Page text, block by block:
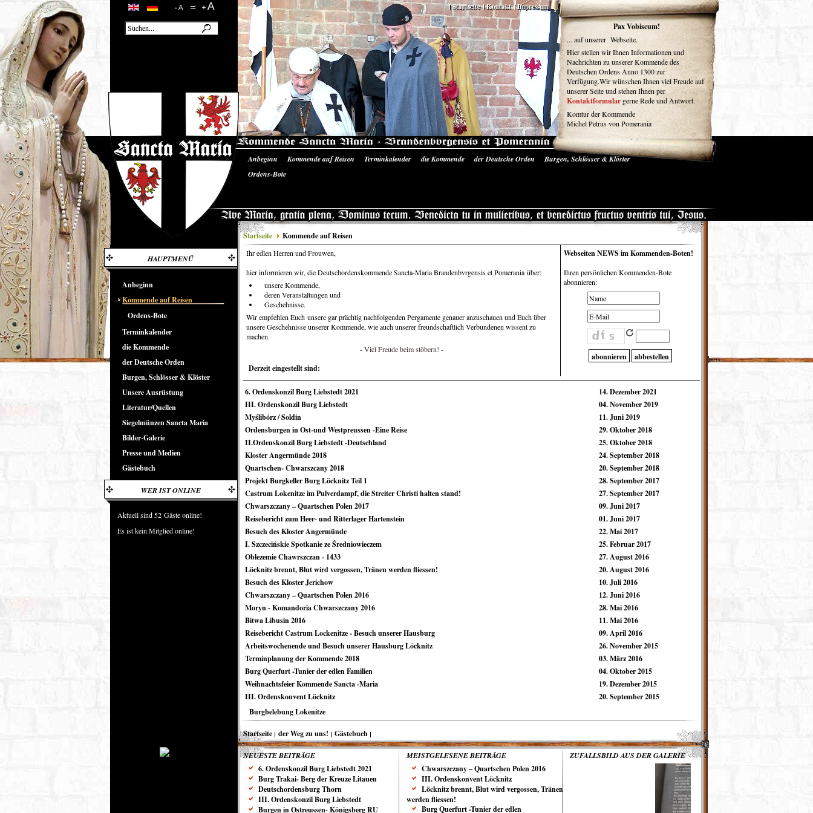
Impressum
Kontakt
Startseite
Pax Vobiscum!
... auf unserer Webseite.
Hier stellen wir Ihnen Informationen und
Nachrichten zu unserer Kommende des
Deutschen Ordens Anno 1300 zur
Verfügung.Wir wünschen Ihnen viel Freude auf
unserer Seite und stehen Ihnen per
Kontaktformular gerne Rede und Antwort.
Komtur der Kommende
Michel Petrus von Pomerania
Anbeginn Kommende auf Reisen Terminkalender die Kommende der Deutsche Orden
Burgen, Schlösser & Klöster
Ordens-Bote
Startseite Kommende auf Reisen
HAUPTMENÜ
Anbeginn
Kommende auf Reisen
Ordens-Bote
Terminkalender
die Kommende
der Deutsche Orden
Burgen, Schlösser & Klöster
Unsere Ausrüstung
Literatur/Quellen
Siegelmünzen Sancta Maria
Bilder-Galerie
Presse und Medien
Gästebuch
WER IST ONLINE
Aktuell sind 52 Gäste online!
Es ist kein Mitglied online!
Ihr edlen Herren und Frouwen, Webseiten NEWS im Kommenden-Boten!
hier informieren wir, die Deutschordenskommende Sancta-Maria Brandenbvrgensis et Pomerania über:
unsere Kommende,
deren Veranstaltungen und
Geschehnisse.
Wir empfehlen Euch unsere gar prächtig nachfolgenden Pergamente genauer anzuschauen und Euch über
unsere Geschehnisse unserer Kommende, wie auch unserer freundschaftlich Verbundenen wissent zu
machen.
-Viel Freude beim stöbern! -
Ihren persönlichen Kommenden-Bote
abonnieren:
Derzeit eingestellt sind:
6. Ordenskonzil Burg Liebstedt 2021
14. Dezember 2021
III. Ordenskonzil Burg Liebstedt
04. November 2019
Myślibórz / Soldin
11. Juni 2019
Ordensburgen in Ost-und Westpreussen -Eine Reise
29. Oktober 2018
II.Ordenskonzil Burg Liebstedt -Deutschland
25. Oktober 2018
Kloster Angermünde 2018
24. September 2018
Quartschen- Chwarszcany 2018
20. September 2018
Projekt Burgkeller Burg Löcknitz Teil 1
28. September 2017
Castrum Lokenitze im Pulverdampf, die Streiter Christi halten stand!
27. September 2017
Chwarszczany – Quartschen Polen 2017
09. Juni 2017
Reisebericht zum Heer- und Ritterlager Hartenstein
01. Juni 2017
Besuch des Kloster Angermünde
22. Mai 2017
I. Szczecińskie Spotkanie ze Średniowieczem
25. Februar 2017
Oblezemie Chawrszczan - 1433
27. August 2016
Löcknitz brennt, Blut wird vergossen, Tränen werden fliessen!
20. August 2016
Besuch des Kloster Jerichow
10. Juli 2016
Chwarszczany – Quartschen Polen 2016
12. Juni 2016
Moryn - Komandoria Chwarszczany 2016
28. Mai 2016
Bitwa Libusin 2016
11. Mai 2016
Reisebericht Castrum Lockenitze - Besuch unserer Hausburg
09. April 2016
Arbeitswochenende und Besuch unserer Hausburg Löcknitz
26. November 2015
Terminplanung der Kommende 2018
03. März 2016
Burg Querfurt -Tunier der edlen Familien
04. Oktober 2015
Weihnachtsfeier Kommende Sancta -Maria
19. Dezember 2015
III. Ordenskonvent Löcknitz
20. September 2015
Burgbelebung Lokenitze
Startseite der Weg zu uns! Gästebuch
NEUESTE BEITRÄGE
6. Ordenskonzil Burg Liebstedt 2021
Burg Trakai- Berg der Kreuze Litauen
Deutschordensburg Thorn
III. Ordenskonzil Burg Liebstedt
Burgen in Ostreussen- Königsberg RU
MEISTGELESENE BEITRÄGE
Chwarszczany – Quartschen Polen 2016
III. Ordenskonvent Löcknitz
Löcknitz brennt, Blut wird vergossen, Tränen
werden fliessen!
Burg Querfurt -Tunier der edlen
ZUFALLSBILD AUS DER GALERIE